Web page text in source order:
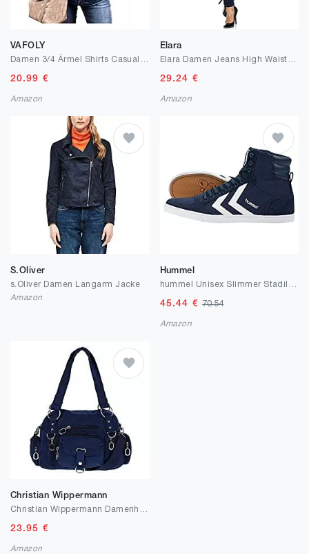
VAFOLY
20.99 €
Amazon
Elara
29.24 €
Amazon
S.Oliver
s.Oliver Damen Langarm Jacke
Amazon
Hummel
45.44 € 70.54
Amazon
Christian Wippermann
23.95 €
Amazon